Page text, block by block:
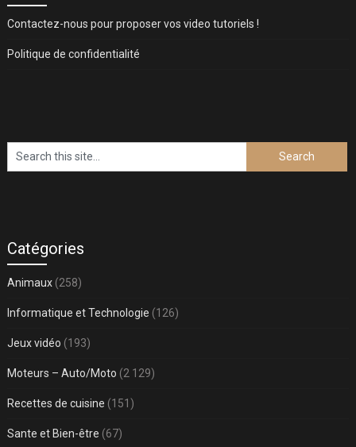
Contactez-nous pour proposer vos video tutoriels !
Politique de confidentialité
Catégories
Animaux(258)
Informatique et Technologie (126)
Jeux vidéo (193)
Moteurs – Auto/Moto (2 129)
Recettes de cuisine (151)
Sante et Bien-être (67)